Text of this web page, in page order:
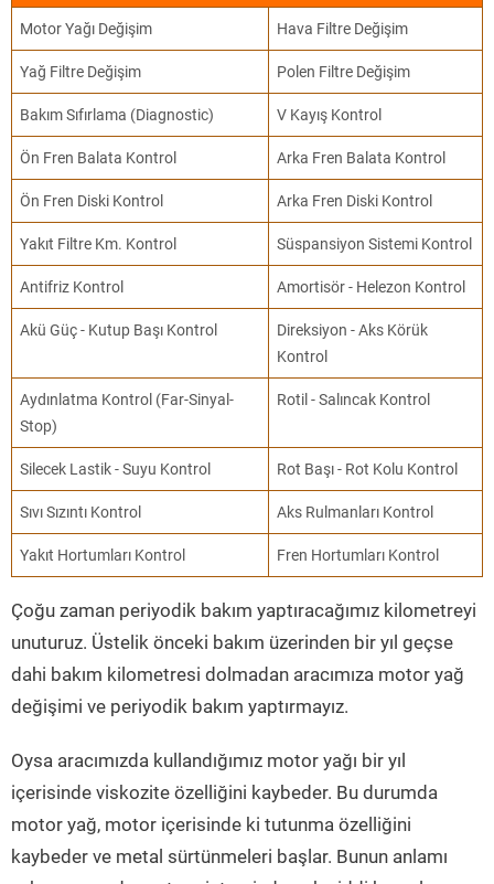
Motor Yağı Değişim Hava Filtre Değişim
Yağ Filtre Değişim Polen Filtre Değişim
Bakım Sıfırlama (Diagnostic) V Kayış Kontrol
Ön Fren Balata Kontrol Arka Fren Balata Kontrol
Ön Fren Diski Kontrol Arka Fren Diski Kontrol
Yakıt Filtre Km. Kontrol Süspansiyon Sistemi Kontrol
Antifriz Kontrol Amortisör - Helezon Kontrol
Akü Güç - Kutup Başı Kontrol
Direksiyon - Aks Körük
Kontrol
Aydınlatma Kontrol (Far-Sinyal-
Stop)
Rotil - Salıncak Kontrol
Silecek Lastik - Suyu Kontrol Rot Başı - Rot Kolu Kontrol
Sıvı Sızıntı Kontrol Aks Rulmanları Kontrol
Yakıt Hortumları Kontrol Fren Hortumları Kontrol
Çoğu zaman periyodik bakım yaptıracağımız kilometreyi
unuturuz. Üstelik önceki bakım üzerinden bir yıl geçse
dahi bakım kilometresi dolmadan aracımıza motor yağ
değişimi ve periyodik bakım yaptırmayız.
Oysa aracımızda kullandığımız motor yağı bir yıl
içerisinde viskozite özelliğini kaybeder. Bu durumda
motor yağ, motor içerisinde ki tutunma özelliğini
kaybeder ve metal sürtünmeleri başlar. Bunun anlamı